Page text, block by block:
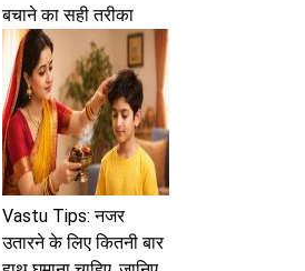
बचाने का सही तरीका
Vastu Tips: नजर
उतारने के लिए कितनी बार